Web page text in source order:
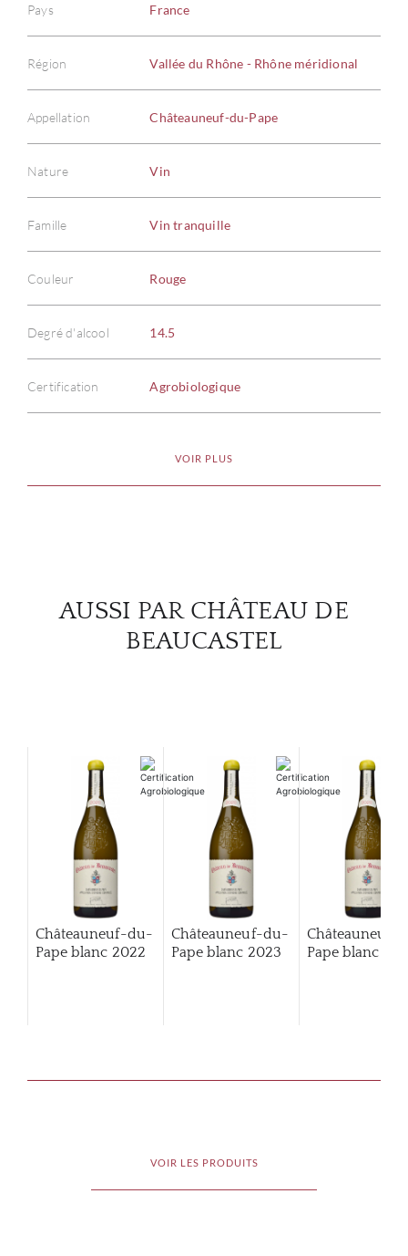
Pays France
Région Vallée du Rhône - Rhône méridional
Appellation Châteauneuf-du-Pape
Nature Vin
Famille Vin tranquille
Couleur Rouge
Degré d'alcool 14.5
Certification Agrobiologique
VOIR PLUS
AUSSI PAR CHÂTEAU DE
BEAUCASTEL
Châteauneuf-du-
Pape blanc 2022
Châteauneuf-du-
Pape blanc 2023
Châteauneuf-
Pape blanc
VOIR LES PRODUITS